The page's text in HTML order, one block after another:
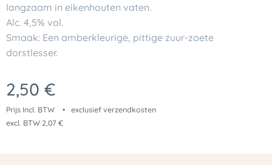
langzaam in eikenhouten vaten.
Alc. 4,5% vol.
Smaak: Een amberkleurige, pittige zuur-zoete
dorstlesser.
2,50 €
Prijs Incl. BTW
exclusief verzendkosten
excl. BTW 2,07 €